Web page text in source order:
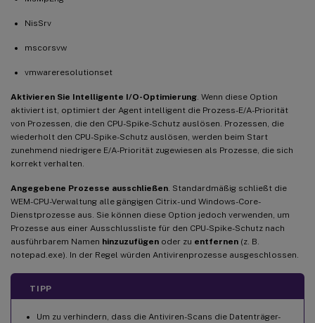
NisSrv
mscorsvw
vmwareresolutionset
Aktivieren Sie Intelligente I/O-Optimierung . Wenn diese Option
aktiviert ist, optimiert der Agent intelligent die Prozess-E/A-Priorität
von Prozessen, die den CPU-Spike-Schutz auslösen. Prozessen, die
wiederholt den CPU-Spike-Schutz auslösen, werden beim Start
zunehmend niedrigere E/A-Priorität zugewiesen als Prozesse, die sich
korrekt verhalten.
Angegebene Prozesse ausschließen . Standardmäßig schließt die
WEM-CPU-Verwaltung alle gängigen Citrix- und Windows-Core-
Dienstprozesse aus. Sie können diese Option jedoch verwenden, um
Prozesse aus einer Ausschlussliste für den CPU-Spike-Schutz nach
ausführbarem Namen hinzuzufügen oder zu entfernen (z. B.
notepad.exe). In der Regel würden Antivirenprozesse ausgeschlossen.
TIPP
Um zu verhindern, dass die Antiviren-Scans die Datenträger-